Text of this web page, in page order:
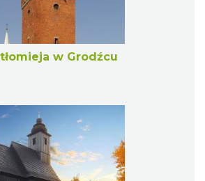
w Grodźcu